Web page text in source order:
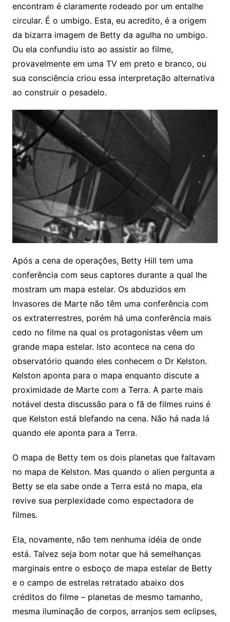
encontram é claramente rodeado por um entalhe
circular. É o umbigo. Esta, eu acredito, é a origem
da bizarra imagem de Betty da agulha no umbigo.
Ou ela confundiu isto ao assistir ao filme,
provavelmente em uma TV em preto e branco, ou
sua consciência criou essa interpretação alternativa
ao construir o pesadelo.
Após a cena de operações, Betty Hill tem uma
conferência com seus captores durante a qual lhe
mostram um mapa estelar. Os abduzidos em
Invasores de Marte não têm uma conferência com
os extraterrestres, porém há uma conferência mais
cedo no filme na qual os protagonistas vêem um
grande mapa estelar. Isto acontece na cena do
observatório quando eles conhecem o Dr Kelston.
Kelston aponta para o mapa enquanto discute a
proximidade de Marte com a Terra. A parte mais
notável desta discussão para o fã de filmes ruins é
que Kelston está blefando na cena. Não há nada lá
quando ele aponta para a Terra.
O mapa de Betty tem os dois planetas que faltavam
no mapa de Kelston. Mas quando o alien pergunta a
Betty se ela sabe onde a Terra está no mapa, ela
revive sua perplexidade como espectadora de
filmes.
Ela, novamente, não tem nenhuma idéia de onde
está. Talvez seja bom notar que há semelhanças
marginais entre o esboço de mapa estelar de Betty
e o campo de estrelas retratado abaixo dos
créditos do filme – planetas de mesmo tamanho,
mesma iluminação de corpos, arranjos sem eclipses,